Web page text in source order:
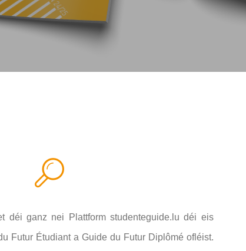
déi ganz nei Plattform studenteguide.lu déi eis
Futur Étudiant a Guide du Futur Diplômé ofléist.